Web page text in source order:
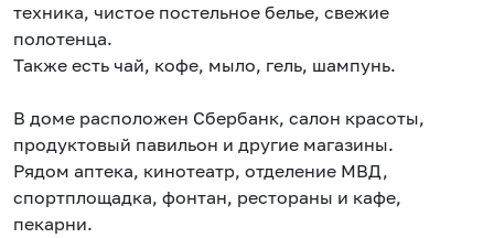
техника, чистое постельное белье, свежие
полотенца.
Также есть чай, кофе, мыло, гель, шампунь.
В доме расположен Сбербанк, салон красоты,
продуктовый павильон и другие магазины.
Рядом аптека, кинотеатр, отделение МВД,
спортплощадка, фонтан, рестораны и кафе,
пекарни.